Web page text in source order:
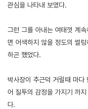
관심을 나타내 보였다.
그런 그를 아내는 여태껏 계
면 어색하지 않을 정도의 썰
하곤 했었다.
박사장이 추근덕 거릴때 마다
어 질투의 감정을 가지기 까
다.